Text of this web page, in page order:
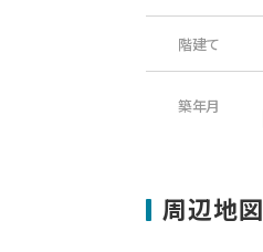
階建て
築年月
周辺地図